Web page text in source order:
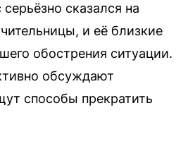
сказался на
и её близкие
обострения ситуации.
обсуждают
способы прекратить